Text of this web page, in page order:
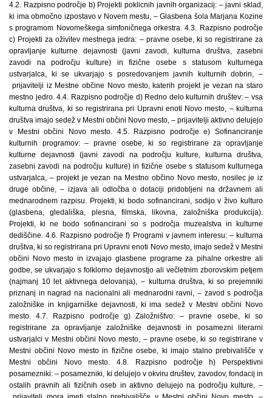
4.2. Razpisno področje b) Projekti poklicnih javnih organizacij: – javni sklad,
ki ima območno izpostavo v Novem mestu, – Glasbena šola Marjana Kozine
s programom Novomeškega simfoničnega orkestra. 4.3. Razpisno področje
c) Projekti za oživitev mestnega jedra: – pravne osebe, ki so registrirane za
opravljanje kulturne dejavnosti (javni zavodi, kulturna društva, zasebni
zavodi na področju kulture) in fizične osebe s statusom kulturnega
ustvarjalca, ki se ukvarjajo s posredovanjem javnih kulturnih dobrin, –
prijavitelji iz Mestne občine Novo mesto, katerih projekt je vezan na staro
mestno jedro. 4.4. Razpisno področje d) Redno delo kulturnih društev: – vsa
kulturna društva, ki so registrirana pri Upravni enoti Novo mesto, – kulturna
društva imajo sedež v Mestni občini Novo mesto, – prijavitelji aktivno delujejo
v Mestni občini Novo mesto. 4.5. Razpisno področje e) Sofinanciranje
kulturnih programov: – pravne osebe, ki so registrirane za opravljanje
kulturne dejavnosti (javni zavodi na področju kulture, kulturna društva,
zasebni zavodi na področju kulture) in fizične osebe s statusom kulturnega
ustvarjalca, – projekt je vezan na Mestno občino Novo mesto, nosilec je iz
druge občine, – izjava ali odločba o dotaciji pridobljeni na državnem ali
mednarodnem razpisu. Projekti, ki bodo sofinancirani, sodijo v živo kulturo
(glasbena, gledališka, plesna, filmska, likovna, založniška produkcija).
Projekti, ki ne bodo sofinancirani so s področja muzealstva in kulturne
dediščine. 4.6. Razpisno področje f) Programi v javnem interesu: – kulturna
društva, ki so registrirana pri Upravni enoti Novo mesto, imajo sedež v Mestni
občini Novo mesto in izvajajo glasbene programe za pihalne orkestre ali
godbe, se ukvarjajo s folklorno dejavnostjo ali večletnim zborovskim petjem
(najmanj 10 let aktivnega delovanja), – kulturna društva, ki so prejemniki
priznanj in nagrad na nacionalni ali mednarodni ravni, – zavod s področja
založniške in knjigarniške dejavnosti, ki ima sedež v Mestni občini Novo
mesto. 4.7. Razpisno področje g) Založništvo: – pravne osebe, ki so
registrirane za opravljanje založniške dejavnosti in posamezni literarni
ustvarjalci v Mestni občini Novo mesto, – pravne osebe, ki so registrirane v
Mestni občini Novo mesto in fizične osebe, ki imajo stalno prebivališče v
Mestni občini Novo mesto. 4.8. Razpisno področje h) Perspektivni
posamezniki: – posamezniki, ki delujejo v okviru društev, zavodov, fondacij in
ostalih pravnih ali fizičnih oseb in aktivno delujejo na področju kulture, –